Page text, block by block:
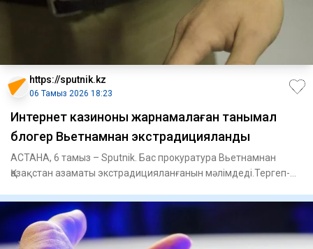
https://sputnik.kz
06 Тамыз 2026 18:23
Интернет казиноны жарнамалаған танымал
блогер Вьетнамнан экстрадицияланды
АСТАНА, 6 тамыз – Sputnik. Бас прокуратура Вьетнамнан
Қазақстан азаматы экстрадицияланғанын мәлімдеді.Тергеп-